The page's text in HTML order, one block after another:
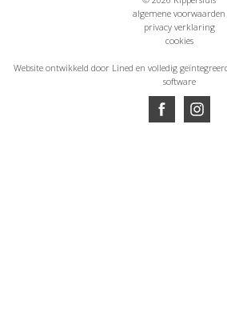
algemene voorwaarden
privacy verklaring
cookies
Website ontwikkeld door Lined en volledig
software